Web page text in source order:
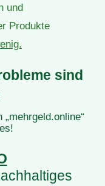
und
Produkte
sind